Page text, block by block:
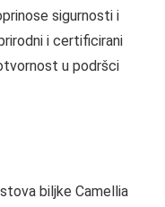
sigurnosti i
i certificirani
u podršci
biljke Camellia